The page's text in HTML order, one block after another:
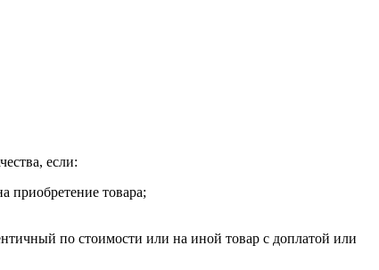
если:
приобретение товара;
по стоимости или на иной товар с доплатой или